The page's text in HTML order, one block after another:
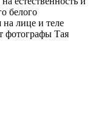
белого
на лице и теле
фотографы Тая